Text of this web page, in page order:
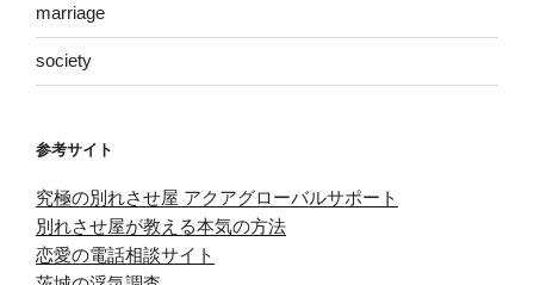
marriage
society
参考サイト
究極の別れさせ屋 アクアグローバルサポート
別れさせ屋が教える本気の方法
恋愛の電話相談サイト